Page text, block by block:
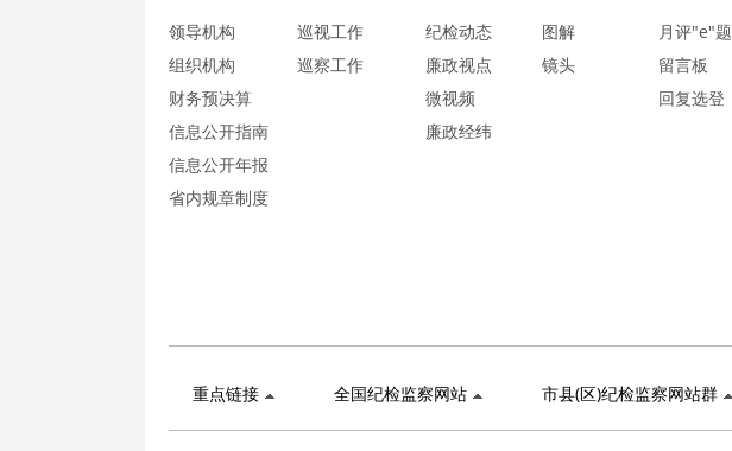
领导机构
组织机构
财务预决算
信息公开指南
信息公开年报
省内规章制度
巡视工作
巡察工作
纪检动态
廉政视点
微视频
廉政经纬
图解
镜头
月评"e"题
留言板
回复选登
重点链接 全国纪检监察网站 市县(区)纪检监察网站群